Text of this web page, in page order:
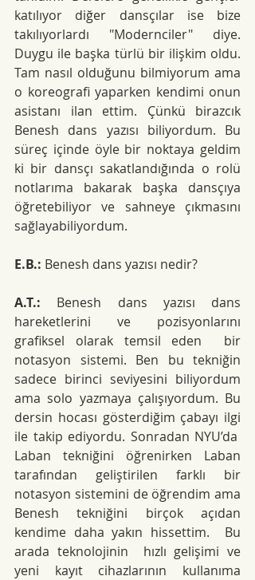
katılıyor diğer dansçılar ise bize
takılıyorlardı "Modernciler" diye.
Duygu ile başka türlü bir ilişkim oldu.
Tam nasıl olduğunu bilmiyorum ama
o koreografi yaparken kendimi onun
asistanı ilan ettim. Çünkü birazcık
Benesh dans yazısı biliyordum. Bu
süreç içinde öyle bir noktaya geldim
ki bir dansçı sakatlandığında o rolü
notlarıma bakarak başka dansçıya
öğretebiliyor ve sahneye çıkmasını
sağlayabiliyordum.
E.B.: Benesh dans yazısı nedir?
A.T.: Benesh dans yazısı dans
hareketlerini ve pozisyonlarını
grafiksel olarak temsil eden  bir
notasyon sistemi. Ben bu tekniğin
sadece birinci seviyesini biliyordum
ama solo yazmaya çalışıyordum. Bu
dersin hocası gösterdiğim çabayı ilgi
ile takip ediyordu. Sonradan NYU’da
Laban tekniğini öğrenirken Laban
tarafından geliştirilen farklı bir
notasyon sistemini de öğrendim ama
Benesh tekniğini birçok açıdan
kendime daha yakın hissettim.  Bu
arada teknolojinin  hızlı gelişimi ve
yeni kayıt cihazlarının kullanıma